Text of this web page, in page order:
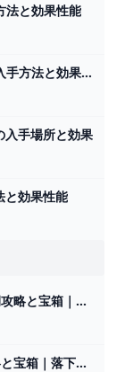
法と効果性能
火吹きリザルエッジの入手方法と効果性能
入手場所と効果
と効果性能
キョノニシウの祠攻略と宝箱｜戦いの教え
エコチウの祠攻略と宝箱｜落下と上昇